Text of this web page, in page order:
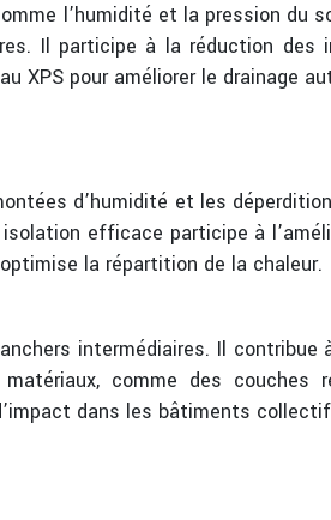
l’humidité et la pression du
Il participe à la réduction
XPS pour améliorer le drainage
d’humidité et les
efficace participe à
la répartition de la chaleur.
intermédiaires. Il
comme des couches
dans les bâtiments